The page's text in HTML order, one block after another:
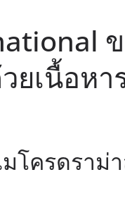
ยเนื้อห
โครดราม่